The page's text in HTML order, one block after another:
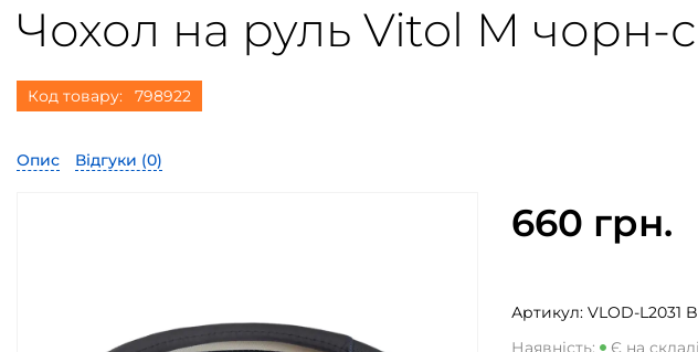
Чохол на руль Vitol M чорн-
Код товару: 798922
Опис Відгуки (0)
660 грн.
Артикул: VLOD-L2031
Наявність:
Є на